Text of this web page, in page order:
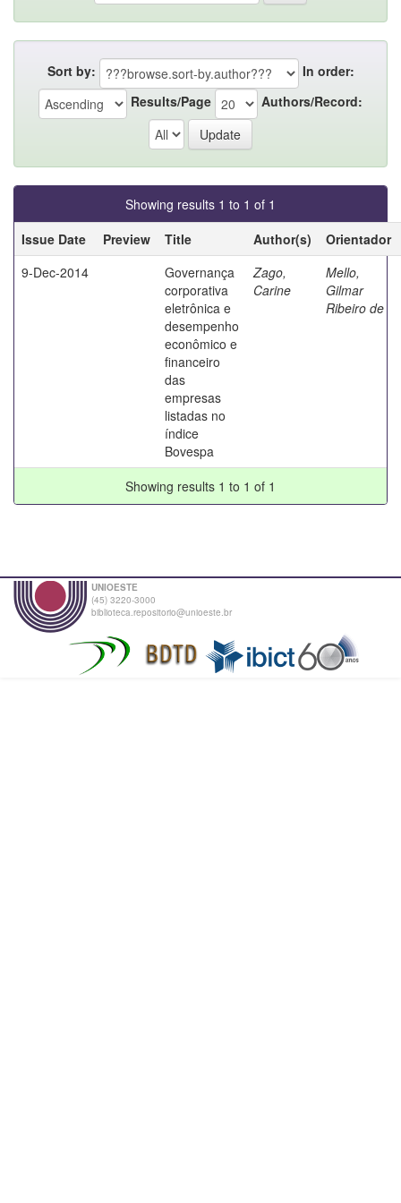
Sort by:
In order:
Results/Page
Authors/Record:
Showing results 1 to 1 of 1
Issue Date
Preview Title Author(s)
Orientador
9-Dec-2014
Governança
corporativa
eletrônica e
desempenho
econômico e
financeiro
das
empresas
listadas no
índice
Bovespa
Zago,
Carine
Mello,
Gilmar
Ribeiro de
Showing results 1 to 1 of 1
UNIOESTE
(45) 3220-3000
biblioteca.repositorio@unioeste.br